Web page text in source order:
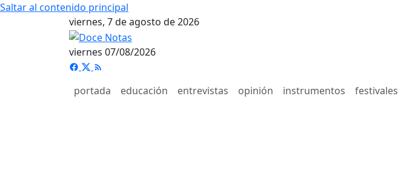
Saltar al contenido principal
viernes, 7 de agosto de 2026
viernes 07/08/2026
portada educación entrevistas opinión instrumentos festivales